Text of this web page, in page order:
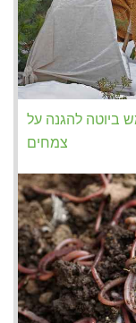
ביוטה להגנה על
צמחים